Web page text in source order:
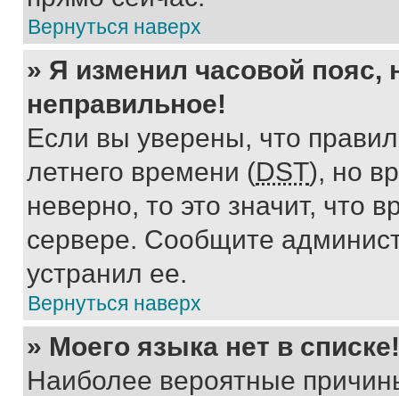
Вернуться наверх
» Я изменил часовой пояс,
неправильное!
Если вы уверены, что
летнего времени (DST), но
неверно, то это значит, что
сервере. Сообщите
устранил ее.
Вернуться наверх
» Моего языка нет в списке!
Наиболее вероятные